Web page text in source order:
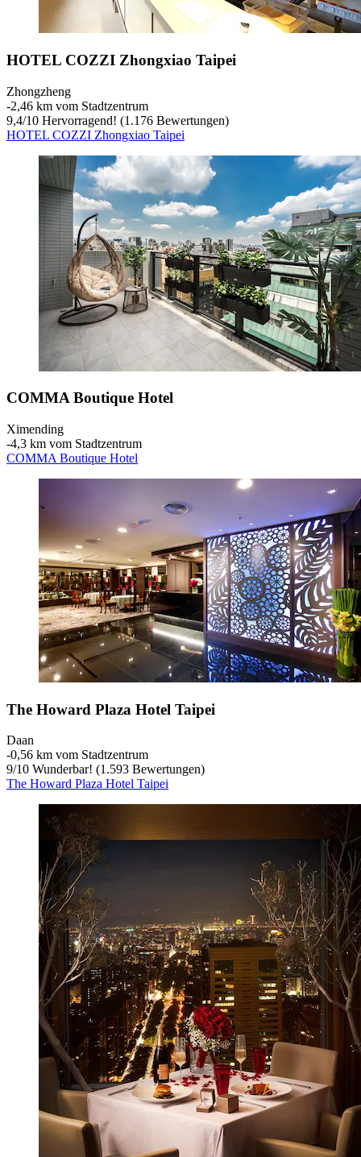
HOTEL COZZI Zhongxiao Taipei
Zhongzheng
‐2,46 km vom Stadtzentrum
9,4/10 Hervorragend! (1.176 Bewertungen)
HOTEL COZZI Zhongxiao Taipei
COMMA Boutique Hotel
Ximending
‐4,3 km vom Stadtzentrum
COMMA Boutique Hotel
The Howard Plaza Hotel Taipei
Daan
‐0,56 km vom Stadtzentrum
9/10 Wunderbar! (1.593 Bewertungen)
The Howard Plaza Hotel Taipei